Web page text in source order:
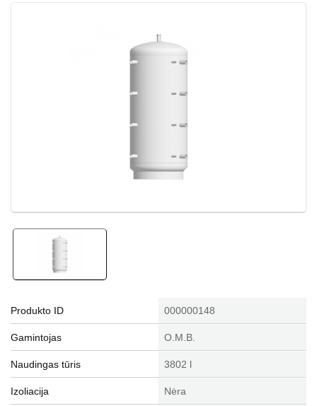
Produkto ID 000000148
Gamintojas O.M.B.
Naudingas tūris 3802 l
Izoliacija Nėra